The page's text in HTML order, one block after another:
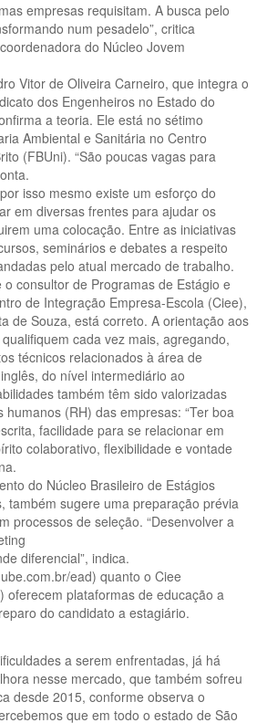
empresas requisitam. A busca pelo
num pesadelo”, critica
do Núcleo Jovem
Vitor de Oliveira Carneiro, que integra o
dos Engenheiros no Estado do
a teoria. Ele está no sétimo
Ambiental e Sanitária no Centro
(FBUni). “São poucas vagas para
isso mesmo existe um esforço do
em diversas frentes para ajudar os
uma colocação. Entre as iniciativas
seminários e debates a respeito
pelo atual mercado de trabalho.
consultor de Programas de Estágio e
de Integração Empresa-Escola (Ciee),
de Souza, está correto. A orientação aos
cada vez mais, agregando,
técnicos relacionados à área de
do nível intermediário ao
também têm sido valorizadas
(RH) das empresas: “Ter boa
facilidade para se relacionar em
colaborativo, flexibilidade e vontade
do Núcleo Brasileiro de Estágios
também sugere uma preparação prévia
processos de seleção. “Desenvolver a
diferencial”, indica.
ead) quanto o Ciee
) oferecem plataformas de educação a
do candidato a estagiário.
a serem enfrentadas, já há
nesse mercado, que também sofreu
desde 2015, conforme observa o
que em todo o estado de São